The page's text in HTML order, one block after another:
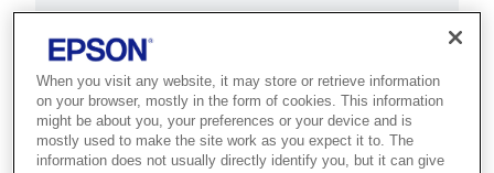
SureColor V7000
Best for sign makers and promotional
producers who need direct-to-object
UV printing on rigid and flexible media.
When you visit any website, it may store or retrieve information
on your browser, mostly in the form of cookies. This information
might be about you, your preferences or your device and is
mostly used to make the site work as you expect it to. The
information does not usually directly identify you, but it can give